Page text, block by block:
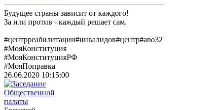
Будущее страны зависит от каждого!
За или против - каждый решает сам.
#центрреабилитации#инвалидов#центр#ano32
#МояКонституция
#МояКонституцияРФ
#МояПоправка
26.06.2020 10:15:00